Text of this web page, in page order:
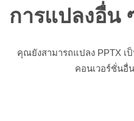
การแปลงอื่น
คุณยังสามารถแปลง PPTX
คอนเวอร์ชั่นอื่